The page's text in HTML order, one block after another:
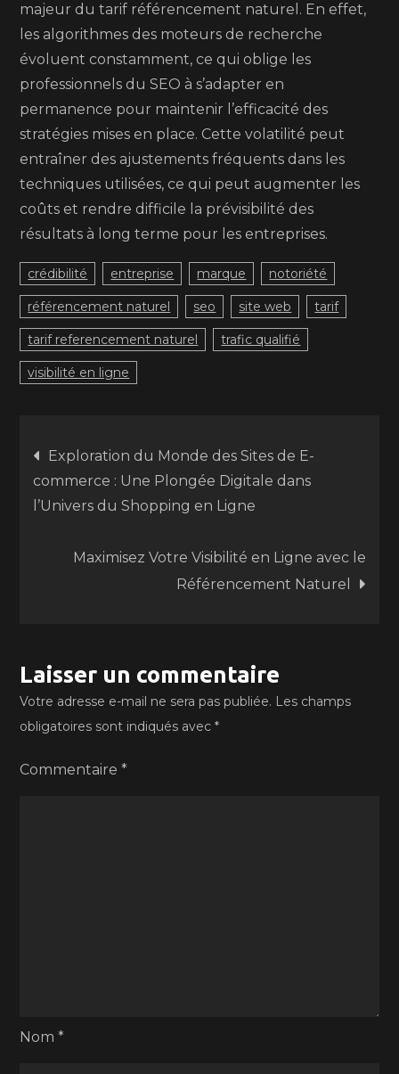
majeur du tarif référencement naturel. En effet,
les algorithmes des moteurs de recherche
évoluent constamment, ce qui oblige les
professionnels du SEO à s’adapter en
permanence pour maintenir l’efficacité des
stratégies mises en place. Cette volatilité peut
entraîner des ajustements fréquents dans les
techniques utilisées, ce qui peut augmenter les
coûts et rendre difficile la prévisibilité des
résultats à long terme pour les entreprises.
crédibilité entreprise marque notoriété
référencement naturel seo site web tarif
tarif referencement naturel trafic qualifié
visibilité en ligne
Navigation
de
l’article
Exploration du Monde des Sites de E-
commerce : Une Plongée Digitale dans
l’Univers du Shopping en Ligne
Maximisez Votre Visibilité en Ligne avec le
Référencement Naturel
Laisser un commentaire
Votre adresse e-mail ne sera pas publiée. Les champs
obligatoires sont indiqués avec*
Commentaire*
Nom*